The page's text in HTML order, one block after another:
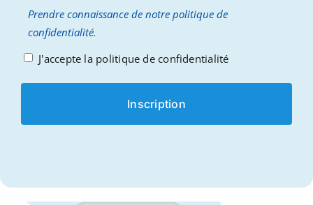
Prendre connaissance de notre politique de
confidentialité.
J'accepte la politique de confidentialité
Inscription